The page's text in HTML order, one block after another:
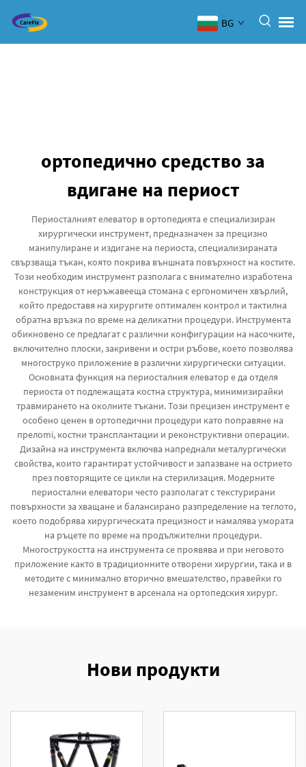
BG
ортопедично средство за
вдигане на периост
Периосталният елеватор в ортопедията е специализиран
хирургически инструмент, предназначен за прецизно
манипулиране и издигане на периоста, специализираната
свързваща тъкан, която покрива външната повърхност на костите.
Този необходим инструмент разполага с внимателно изработена
конструкция от неръжавееща стомана с ергономичен хвърлий,
който предоставя на хирургите оптимален контрол и тактилна
обратна връзка по време на деликатни процедури. Инструмента
обикновено се предлагат с различни конфигурации на насочките,
включително плоски, закривени и остри ръбове, което позволява
многоструко приложение в различни хирургически ситуации.
Основната функция на периосталния елеватор е да отделя
периоста от подлежащата костна структура, минимизирайки
травмирането на околните тъкани. Този прецизен инструмент е
особено ценен в ортопедични процедури като поправяне на
прелomi, костни трансплантации и реконструктивни операции.
Дизайна на инструмента включва напреднали металургически
свойства, които гарантират устойчивост и запазване на острието
през повторящите се цикли на стерилизация. Модерните
периостални елеватори често разполагат с текстурирани
повърхности за хващане и балансирано разпределение на теглото,
което подобрява хирургическата прецизност и намалява умората
на ръцете по време на продължителни процедури.
Многострукостта на инструмента се проявява и при неговото
приложение както в традиционните отворени хирургии, така и в
методите с минимално вторично вмешателство, правейки го
незаменим инструмент в арсенала на ортопедския хирург.
Нови продукти